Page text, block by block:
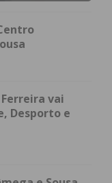
Ferreira vai
Desporto e